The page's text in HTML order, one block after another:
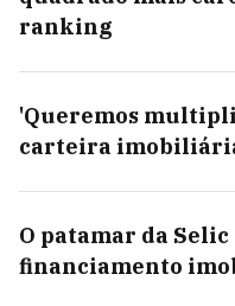
ranking
'Queremos
carteira
O patamar da
financiamento